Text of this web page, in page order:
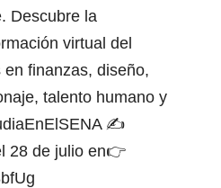
Descubre la
virtual del
finanzas, diseño,
talento humano y
✍️
28 de julio en👉